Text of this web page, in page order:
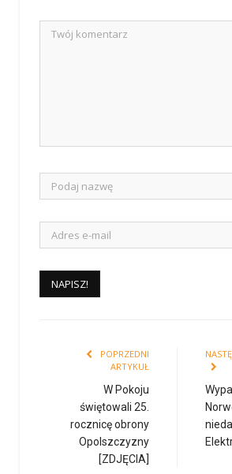
POPRZEDNI
ARTYKUŁ
W Pokoju
świętowali 25.
rocznicę obrony
Opolszczyzny
[ZDJĘCIA]